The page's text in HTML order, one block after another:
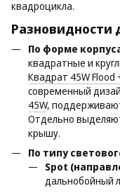
квадроцикла.
Разновидности
По форме
квадратные и
Квадрат 45W Flood
современный
45W,
Отдельно
крышу.
По типу
Spot
дальнобойный